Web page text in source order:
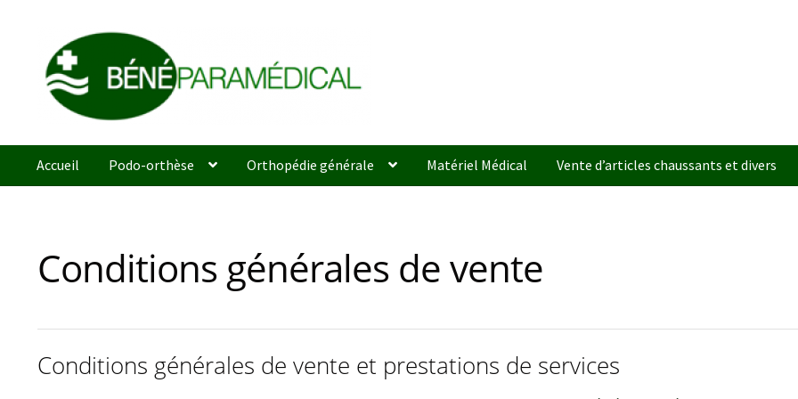
Accueil Podo-orthèse Orthopédie générale Matériel Médical Vente d’articles chaussants et divers
Conditions générales de vente
Conditions générales de vente et prestations de services